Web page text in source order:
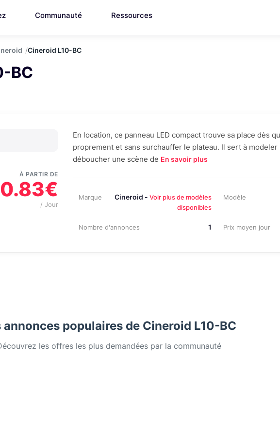
Communauté Ressources
Cineroid L10-BC
BC
À PARTIR DE
/ Jour
En location, ce panneau LED compact trouve sa place dès
proprement et sans surchauffer le plateau. Il sert à
déboucher une scène de En savoir plus
Marque Cineroid - Voir plus de modèles
disponibles
Modèle
Nombre d'annonces 1 Prix moyen jour
annonces populaires de Cineroid L10-BC
les offres les plus demandées par la communauté